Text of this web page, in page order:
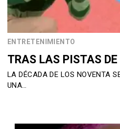
ENTRETENIMIENTO
TRAS LAS PISTAS DE
LA DÉCADA DE LOS NOVENTA
UNA…